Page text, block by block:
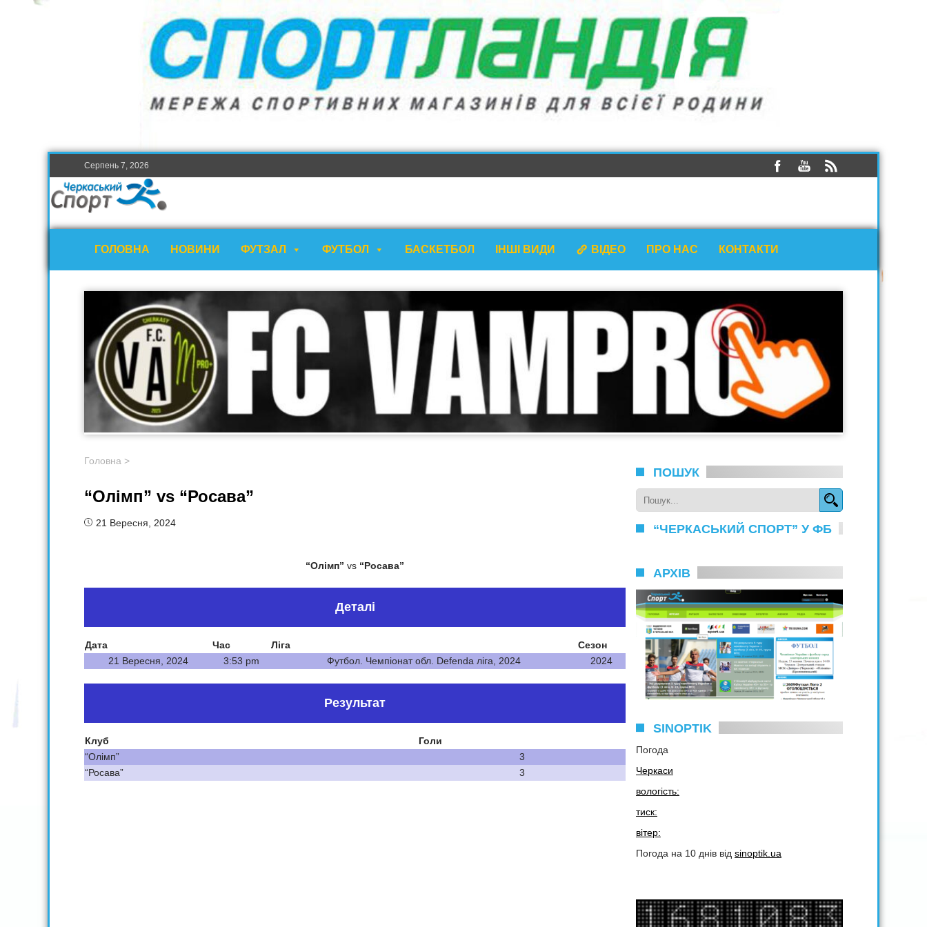
Серпень 7, 2026
ГОЛОВНА НОВИНИ ФУТЗАЛ ФУТБОЛ БАСКЕТБОЛ ІНШІ ВИДИ ВІДЕО ПРО НАС КОНТАКТИ
Головна >
“Олімп” vs “Росава”
21 Вересня, 2024
“Олімп” vs “Росава”
Деталі
Дата Час Ліга
Сезон
21 Вересня, 2024
3:53 pm Футбол. Чемпіонат обл. Defenda ліга, 2024 2024
Результат
Клуб
Голи
“Олімп”
3
“Росава”
3
ПОШУК
“ЧЕРКАСЬКИЙ СПОРТ” У ФБ
АРХІВ
SINOPTIK
Погода
Черкаси
вологість:
тиск:
вітер:
Погода на 10 днів від sinoptik.ua